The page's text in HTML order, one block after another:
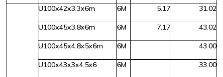
U100x42x3.3x6m 6M 5.17 31.02
U100x45x3.8x6m 6M 7.17 43.02
U100x45x4,8x5x6m 6M 43.00
U100x43x3x4,5x6 6M 33.00